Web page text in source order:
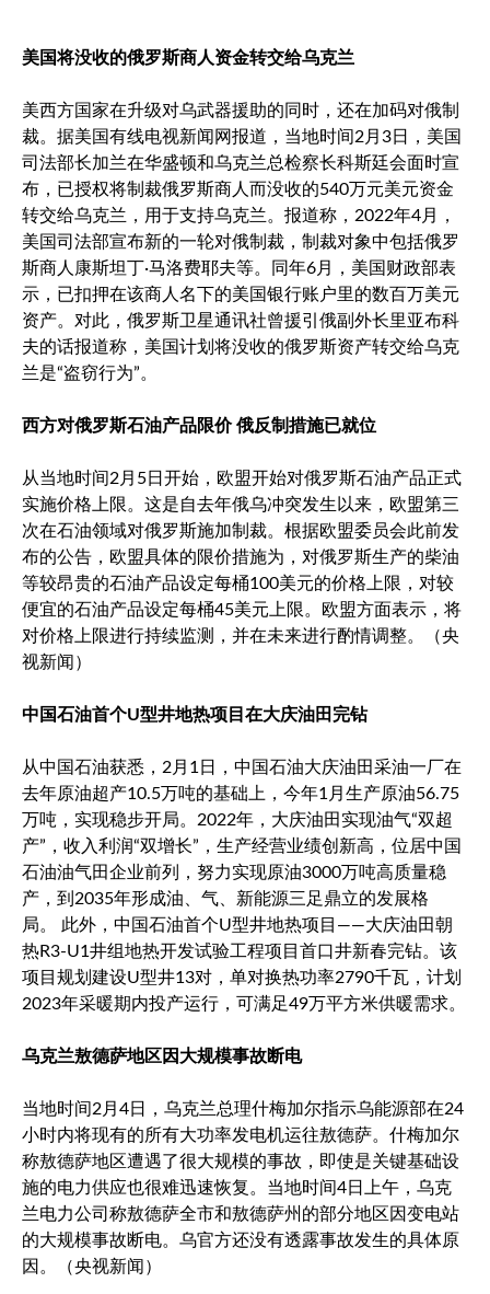
美国将没收的俄罗斯商人资金转交给乌克兰
美西方国家在升级对乌武器援助的同时，还在加码对俄制
裁。据美国有线电视新闻网报道，当地时间2月3日，美国
司法部长加兰在华盛顿和乌克兰总检察长科斯廷会面时宣
布，已授权将制裁俄罗斯商人而没收的540万元美元资金
转交给乌克兰，用于支持乌克兰。报道称，2022年4月，
美国司法部宣布新的一轮对俄制裁，制裁对象中包括俄罗
斯商人康斯坦丁·马洛费耶夫等。同年6月，美国财政部表
示，已扣押在该商人名下的美国银行账户里的数百万美元
资产。对此，俄罗斯卫星通讯社曾援引俄副外长里亚布科
夫的话报道称，美国计划将没收的俄罗斯资产转交给乌克
兰是“盗窃行为”。
西方对俄罗斯石油产品限价 俄反制措施已就位
从当地时间2月5日开始，欧盟开始对俄罗斯石油产品正式
实施价格上限。这是自去年俄乌冲突发生以来，欧盟第三
次在石油领域对俄罗斯施加制裁。根据欧盟委员会此前发
布的公告，欧盟具体的限价措施为，对俄罗斯生产的柴油
等较昂贵的石油产品设定每桶100美元的价格上限，对较
便宜的石油产品设定每桶45美元上限。欧盟方面表示，将
对价格上限进行持续监测，并在未来进行酌情调整。（央
视新闻）
中国石油首个U型井地热项目在大庆油田完钻
从中国石油获悉，2月1日，中国石油大庆油田采油一厂在
去年原油超产10.5万吨的基础上，今年1月生产原油56.75
万吨，实现稳步开局。2022年，大庆油田实现油气“双超
产”，收入利润“双增长”，生产经营业绩创新高，位居中国
石油油气田企业前列，努力实现原油3000万吨高质量稳
产，到2035年形成油、气、新能源三足鼎立的发展格
局。 此外，中国石油首个U型井地热项目——大庆油田朝
热R3-U1井组地热开发试验工程项目首口井新春完钻。该
项目规划建设U型井13对，单对换热功率2790千瓦，计划
2023年采暖期内投产运行，可满足49万平方米供暖需求。
乌克兰敖德萨地区因大规模事故断电
当地时间2月4日，乌克兰总理什梅加尔指示乌能源部在24
小时内将现有的所有大功率发电机运往敖德萨。什梅加尔
称敖德萨地区遭遇了很大规模的事故，即使是关键基础设
施的电力供应也很难迅速恢复。当地时间4日上午，乌克
兰电力公司称敖德萨全市和敖德萨州的部分地区因变电站
的大规模事故断电。乌官方还没有透露事故发生的具体原
因。（央视新闻）